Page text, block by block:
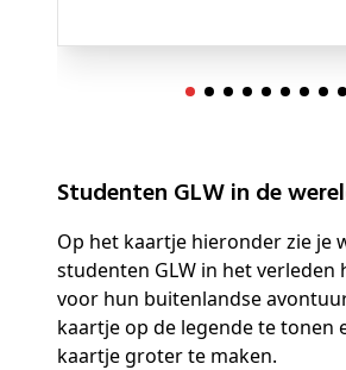
Studenten GLW in de
Op het kaartje hieronder zie je
studenten GLW in het verleden
voor hun buitenlandse
kaartje op de legende te tonen
kaartje groter te maken.